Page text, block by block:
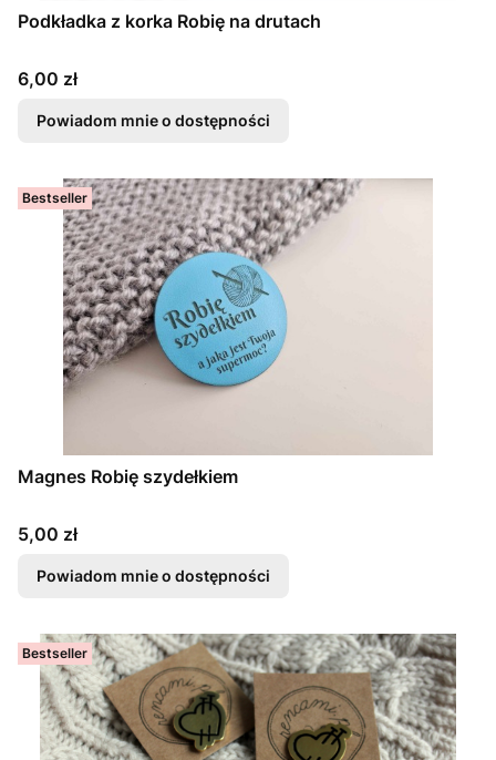
Podkładka z korka Robię na drutach
Cena
6,00 zł
Powiadom mnie o dostępności
Bestseller
Magnes Robię szydełkiem
Cena
5,00 zł
Powiadom mnie o dostępności
Bestseller